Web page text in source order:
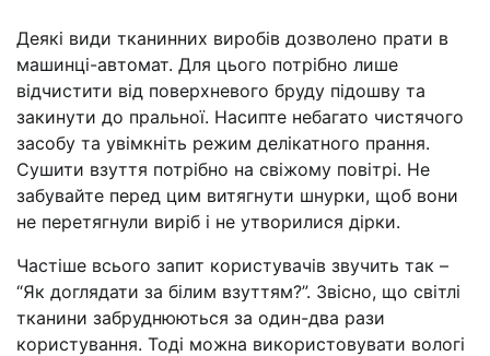
Деякі види тканинних виробів дозволено прати в
машинці-автомат. Для цього потрібно лише
відчистити від поверхневого бруду підошву та
закинути до пральної. Насипте небагато чистячого
засобу та увімкніть режим делікатного прання.
Сушити взуття потрібно на свіжому повітрі. Не
забувайте перед цим витягнути шнурки, щоб вони
не перетягнули виріб і не утворилися дірки.
Частіше всього запит користувачів звучить так –
“Як доглядати за білим взуттям?”. Звісно, що світлі
тканини забруднюються за один-два рази
користування. Тоді можна використовувати вологі